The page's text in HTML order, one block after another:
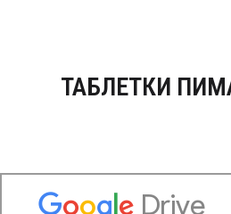
ТАБЛЕТКИ